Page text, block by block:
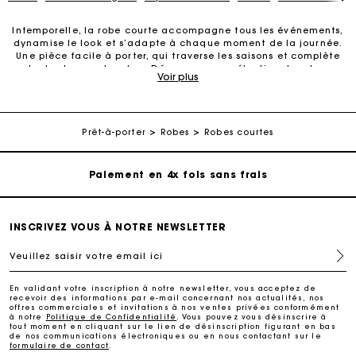
Intemporelle, la robe courte accompagne tous les événements,
dynamise le look et s’adapte à chaque moment de la journée.
Une pièce facile à porter, qui traverse les saisons et complète
toutes les garde-robes. Découvrez une sélection de robes
courtes aux coupes variées et aux matières de qualité.
est une pièce essentielle du vestiaire. Facile à porter, elle
lumineux pour le soir. Cettepièce versatiletraverse les
officewear résolument actuel, les robes chemises
aussi, une allure élégante et contemporaine, idéale pour les
apportent du mouvement et sont faciles à s’approprier. Une
coupe qui trouve sa place tout au long de l’année, et qui se
transforme selon les accessoires et les matières.
Pour vos soirées, les robes courtes à strassintroduisent juste
ce qu’il faut d’éclat. Leur jeu de lumière apporte un accent
festif, idéal pour compléter une tenue de soirée ou répondre à
un
Voir plus
Prêt-à-porter Robes Robes courtes
Carte Cadeau Maje : la meilleure façon d'offrir le
cadeau parfait
Livraison à domicile offerte sous 2 à 3 jours ouvrés.
Paiement en 4x fois sans frais
Echanges & Retours offerts
cadeau parfait
Livraison à domicile offerte sous 2 à 3 jours ouvrés.
INSCRIVEZ VOUS À NOTRE NEWSLETTER
Veuillez saisir votre email ici
En validant votre inscription à notre newsletter, vous acceptez de
recevoir des informations par e-mail concernant nos actualités, nos
offres commerciales et invitations à nos ventes privées conformément
à notre
Politique de Confidentialité
. Vous pouvez vous désinscrire à
tout moment en cliquant sur le lien de désinscription figurant en bas
de nos communications électroniques ou en nous contactant sur le
formulaire de contact